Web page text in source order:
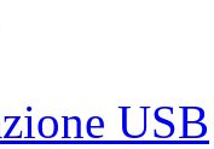
USB